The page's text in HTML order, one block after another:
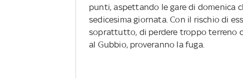
punti, aspettando le gare di domenica
sedicesima giornata. Con il rischio di
soprattutto, di perdere troppo terreno
al Gubbio, proveranno la fuga.